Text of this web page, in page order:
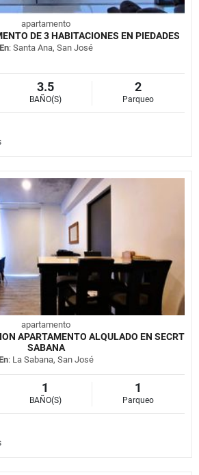
apartamento
DE 3 HABITACIONES EN PIEDADES
En: Santa Ana, San José
3.5
BAÑO(S)
2
Parqueo
apartamento
APARTAMENTO ALQULADO EN SECRT
SABANA
: La Sabana, San José
1
BAÑO(S)
1
Parqueo